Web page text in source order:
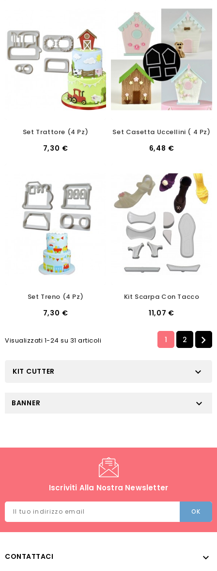
Set Trattore (4 Pz)
7,30 €
Set Casetta Uccellini ( 4 Pz)
6,48 €
Set Treno (4 Pz)
7,30 €
Kit Scarpa Con Tacco
11,07 €
Visualizzati 1-24 su 31 articoli 1 2 
KIT CUTTER 
BANNER 
Iscriviti Alla Nostra Newsletter
CONTATTACI 